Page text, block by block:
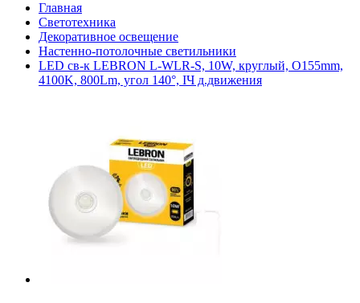
Главная
Светотехника
Декоративное освещение
Настенно-потолочные светильники
LED св-к LEBRON L-WLR-S, 10W, круглый, O155mm,
4100K, 800Lm, угол 140°, ІЧ д.движения